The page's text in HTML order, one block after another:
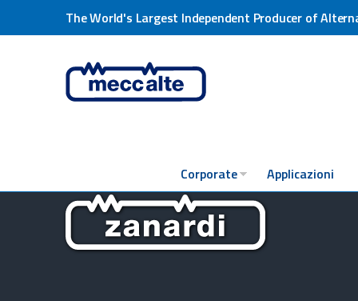
The World's Largest Independent Producer of
Corporate Applicazioni